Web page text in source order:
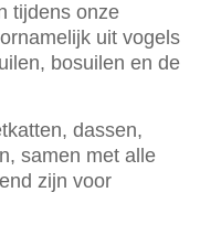
tijdens onze
uit vogels
bosuilen en de
dassen,
samen met alle
zijn voor